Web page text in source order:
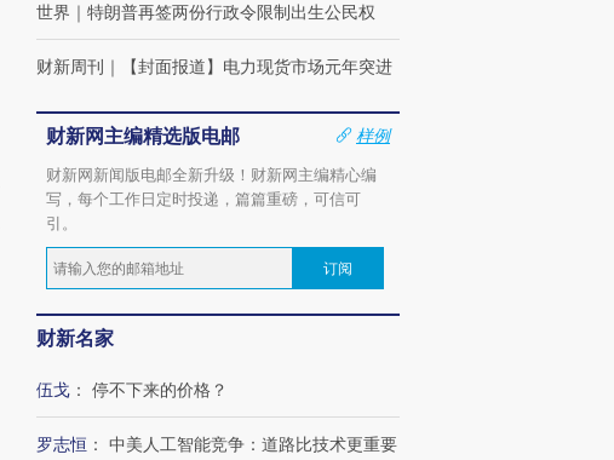
世界 ｜ 特朗普再签两份行政令限制出生公民权
财新周刊 ｜ 【封面报道】电力现货市场元年突进
财新网主编精选版电邮
样例
财新网新闻版电邮全新升级！财新网主编精心编
写，每个工作日定时投递，篇篇重磅，可信可
引。
订阅
财新名家
伍戈 ： 停不下来的价格？
罗志恒 ： 中美人工智能竞争：道路比技术更重要